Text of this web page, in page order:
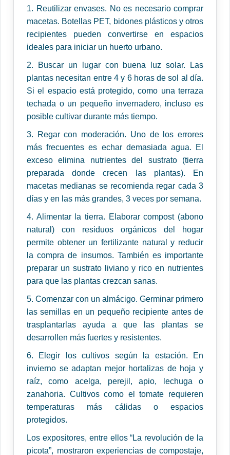
1. Reutilizar envases. No es necesario comprar
macetas. Botellas PET, bidones plásticos y otros
recipientes pueden convertirse en espacios
ideales para iniciar un huerto urbano.
2. Buscar un lugar con buena luz solar. Las
plantas necesitan entre 4 y 6 horas de sol al día.
Si el espacio está protegido, como una terraza
techada o un pequeño invernadero, incluso es
posible cultivar durante más tiempo.
3. Regar con moderación. Uno de los errores
más frecuentes es echar demasiada agua. El
exceso elimina nutrientes del sustrato (tierra
preparada donde crecen las plantas). En
macetas medianas se recomienda regar cada 3
días y en las más grandes, 3 veces por semana.
4. Alimentar la tierra. Elaborar compost (abono
natural) con residuos orgánicos del hogar
permite obtener un fertilizante natural y reducir
la compra de insumos. También es importante
preparar un sustrato liviano y rico en nutrientes
para que las plantas crezcan sanas.
5. Comenzar con un almácigo. Germinar primero
las semillas en un pequeño recipiente antes de
trasplantarlas ayuda a que las plantas se
desarrollen más fuertes y resistentes.
6. Elegir los cultivos según la estación. En
invierno se adaptan mejor hortalizas de hoja y
raíz, como acelga, perejil, apio, lechuga o
zanahoria. Cultivos como el tomate requieren
temperaturas más cálidas o espacios
protegidos.
Los expositores, entre ellos “La revolución de la
picota”, mostraron experiencias de compostaje,